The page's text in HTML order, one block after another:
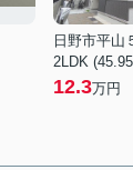
日野市平山
2LDK
12.3万円